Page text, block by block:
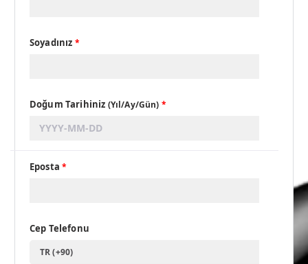
Soyadınız *
Doğum Tarihiniz (Yıl/Ay/Gün) *
Eposta*
Cep Telefonu
TR (+90)